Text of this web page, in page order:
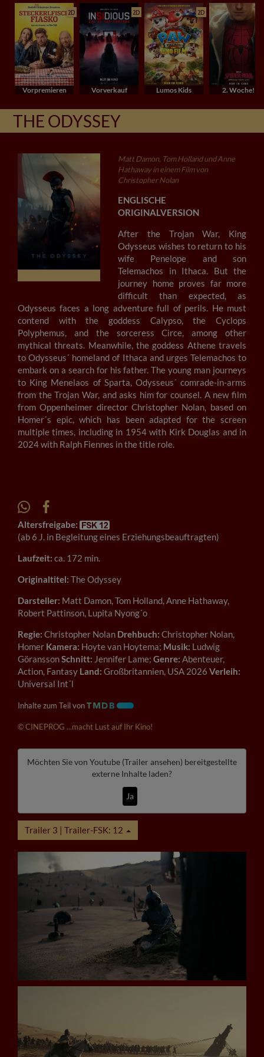
2D
Vorpremieren
2D
Vorverkauf
2D
Lumos Kids 2. Woche!
THE ODYSSEY
Matt Damon, Tom Holland und Anne
Hathaway in einem Film von
Christopher Nolan
ENGLISCHE
ORIGINALVERSION
After the Trojan War, King
Odysseus wishes to return to his
wife Penelope and son
Telemachos in Ithaca. But the
journey home proves far more
difficult than expected, as
Odysseus faces a long adventure full of perils. He must
contend with the goddess Calypso, the Cyclops
Polyphemus, and the sorceress Circe, among other
mythical threats. Meanwhile, the goddess Athene travels
to Odysseus´ homeland of Ithaca and urges Telemachos to
embark on a search for his father. The young man journeys
to King Menelaos of Sparta, Odysseus´ comrade-in-arms
from the Trojan War, and asks him for counsel. A new film
from Oppenheimer director Christopher Nolan, based on
Homer´s epic, which has been adapted for the screen
multiple times, including in 1954 with Kirk Douglas and in
2024 with Ralph Fiennes in the title role.
Altersfreigabe:
(ab 6 J. in Begleitung eines Erziehungsbeauftragten)
Laufzeit: ca. 172 min.
Originaltitel: The Odyssey
Darsteller: Matt Damon, Tom Holland, Anne Hathaway,
Robert Pattinson, Lupita Nyong´o
Regie: Christopher Nolan Drehbuch: Christopher Nolan,
Homer Kamera: Hoyte van Hoytema; Musik: Ludwig
GöranssonSchnitt: Jennifer Lame; Genre: Abenteuer,
Action, Fantasy Land: Großbritannien, USA 2026 Verleih:
Universal Int´l
Inhalte zum Teil von
© CINEPROG ...macht Lust auf Ihr Kino!
Möchten Sie von Youtube (Trailer ansehen) bereitgestellte
externe Inhalte laden?
Ja
Trailer 3 | Trailer-FSK: 12